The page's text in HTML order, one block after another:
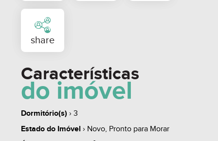
Características
do imóvel
Dormitório(s) › 3
Estado do Imóvel › Novo, Pronto para Morar